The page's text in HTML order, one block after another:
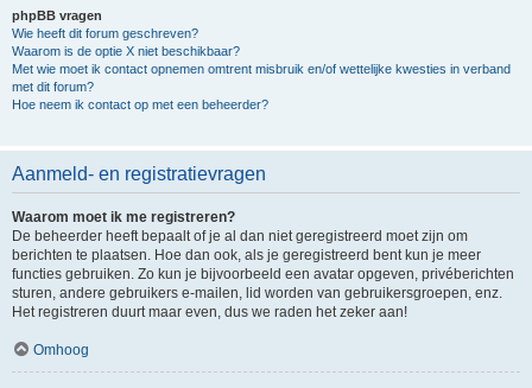
phpBB vragen
Wie heeft dit forum geschreven?
Waarom is de optie X niet beschikbaar?
Met wie moet ik contact opnemen omtrent misbruik en/of wettelijke kwesties in verband
met dit forum?
Hoe neem ik contact op met een beheerder?
Aanmeld- en registratievragen
Waarom moet ik me registreren?
De beheerder heeft bepaalt of je al dan niet geregistreerd moet zijn om
berichten te plaatsen. Hoe dan ook, als je geregistreerd bent kun je meer
functies gebruiken. Zo kun je bijvoorbeeld een avatar opgeven, privéberichten
sturen, andere gebruikers e-mailen, lid worden van gebruikersgroepen, enz.
Het registreren duurt maar even, dus we raden het zeker aan!
Omhoog